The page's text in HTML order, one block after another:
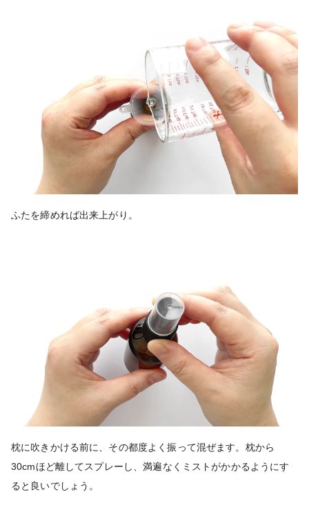
ふたを締めれば出来上がり。
枕に吹きかける前に、その都度よく振って混ぜます。枕から
30cmほど離してスプレーし、満遍なくミストがかかるようにす
ると良いでしょう。